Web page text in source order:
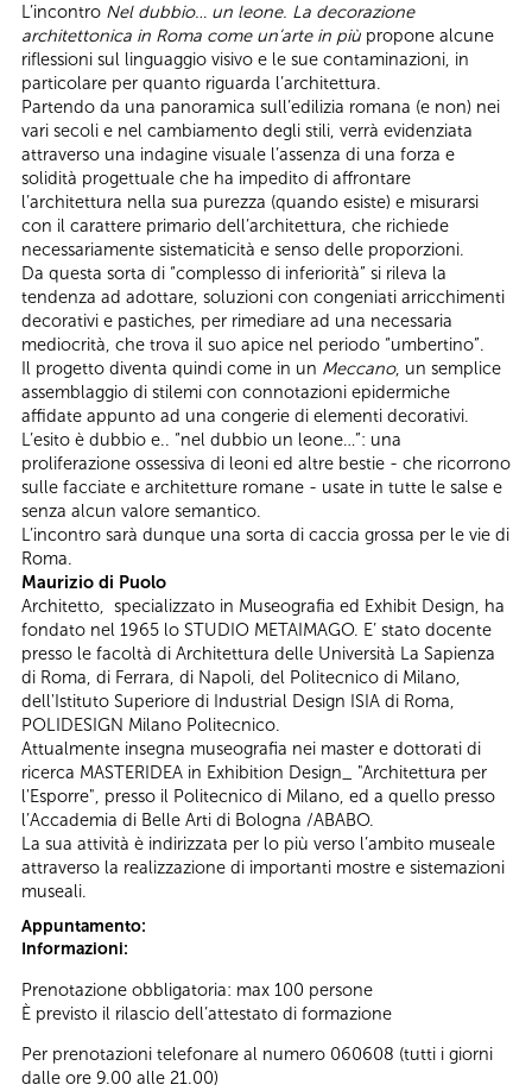
L’incontro Nel dubbio… un leone. La decorazione
architettonica in Roma come un’arte in più propone alcune
riflessioni sul linguaggio visivo e le sue contaminazioni, in
particolare per quanto riguarda l’architettura.
Partendo da una panoramica sull’edilizia romana (e non) nei
vari secoli e nel cambiamento degli stili, verrà evidenziata
attraverso una indagine visuale l’assenza di una forza e
solidità progettuale che ha impedito di affrontare
l’architettura nella sua purezza (quando esiste) e misurarsi
con il carattere primario dell’architettura, che richiede
necessariamente sistematicità e senso delle proporzioni.
Da questa sorta di “complesso di inferiorità” si rileva la
tendenza ad adottare, soluzioni con congeniati arricchimenti
decorativi e pastiches, per rimediare ad una necessaria
mediocrità, che trova il suo apice nel periodo “umbertino”.
Il progetto diventa quindi come in un Meccano, un semplice
assemblaggio di stilemi con connotazioni epidermiche
affidate appunto ad una congerie di elementi decorativi.
L’esito è dubbio e.. “nel dubbio un leone…”: una
proliferazione ossessiva di leoni ed altre bestie - che ricorrono
sulle facciate e architetture romane - usate in tutte le salse e
senza alcun valore semantico.
L’incontro sarà dunque una sorta di caccia grossa per le vie di
Roma.
Maurizio di Puolo
Architetto, specializzato in Museografia ed Exhibit Design, ha
fondato nel 1965 lo STUDIO METAIMAGO. E’ stato docente
presso le facoltà di Architettura delle Università La Sapienza
di Roma, di Ferrara, di Napoli, del Politecnico di Milano,
dell'Istituto Superiore di Industrial Design ISIA di Roma,
POLIDESIGN Milano Politecnico.
Attualmente insegna museografia nei master e dottorati di
ricerca MASTERIDEA in Exhibition Design_ "Architettura per
l'Esporre", presso il Politecnico di Milano, ed a quello presso
l’Accademia di Belle Arti di Bologna /ABABO.
La sua attività è indirizzata per lo più verso l’ambito museale
attraverso la realizzazione di importanti mostre e sistemazioni
museali.
Appuntamento:
Informazioni:
Prenotazione obbligatoria: max 100 persone
È previsto il rilascio dell’attestato di formazione
Per prenotazioni telefonare al numero 060608 (tutti i giorni
dalle ore 9.00 alle 21.00)